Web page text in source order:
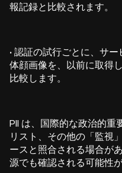
報記録と比較されます。
· 認証の試行ごとに、サ
体顔画像を、以前に取得
比較します。
PII は、国際的な政治的重
リスト、その他の「監視
ースと照合される場合が
源でも確認される可能性